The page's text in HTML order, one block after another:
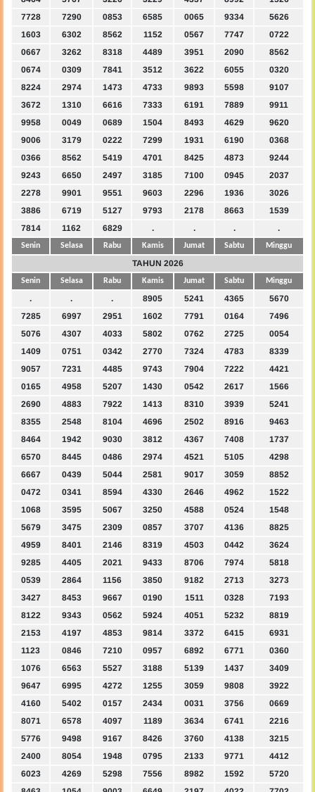
7728
7290 0853 6585 0065 9334
5626
1603
6302 8562 1152 0567 7747
0722
0667
3262 8318 4489 3951 2090
8562
0674
0309 7841 3512 3622 6055
0320
8224
2974 1473 4733 9893 5598
9107
3672
1310 6616 7333 6191 7889
9911
9958
0049 0689 1504 8493 4629
9620
9006
3179 0222 7299 1931 6190
0368
0366
8562 5419 4701 8425 4873
9244
9243
6650 2497 3185 7100 0945
2037
2278
9901 9551 9603 2296 1936
3026
3886
6719 5127 9793 2178 8663
1539
7814
1162 6829 . . . .
Senin Selasa Rabu Kamis Jumat Sabtu Minggu
TAHUN 2026
Senin Selasa Rabu Kamis Jumat Sabtu Minggu
. . . 8905 5241 4365
5670
7285
6997 2951 1602 7791 0164
7496
5076
4307 4033 5802 0762 2725
0054
1409
0751 0342 2770 7324 4783
8339
9057
7231 4485 9743 7904 7222
4421
0165
4958 5207 1430 0542 2617
1566
2690
4883 7922 1413 8310 3939
5241
8355
2548 8104 4696 2502 8916
9463
8464
1942 9030 3812 4367 7408
1737
6570
8445 0486 2974 4521 5105
4298
6667
0439 5044 2581 9017 3059
8852
0472
0341 8594 4330 2646 4962
1522
1068
3595 5067 3250 4588 0524
1548
5679
3475 2309 0857 3707 4136
8825
4959
8401 2146 8319 4503 0442
3624
9285
4405 2021 9433 8706 7974
5818
0539
2864 1156 3850 9182 2713
3273
3427
8453 9667 0190 1511 0328
7193
8122
9343 0562 5924 4051 5232
8819
2153
4197 4853 9814 3372 6415
6931
1123
0846 7210 0957 6892 6771
0360
1076
6563 5527 3188 5139 1437
3409
9647
6995 4272 1255 3059 9808
3922
4160
5402 0157 2434 0031 3756
0669
8071
6578 4097 1189 3634 6741
2216
5776
9498 9167 8426 3760 4138
3215
2400
8054 1948 0795 2133 9771
4412
6023
4269 5298 7556 8982 1592
5720